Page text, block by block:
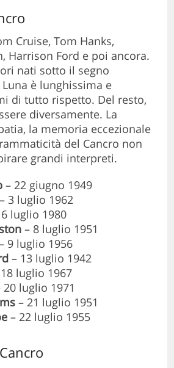
Cruise, Tom Hanks,
Harrison Ford e poi ancora.
nati sotto il segno
è lunghissima e
di tutto rispetto. Del resto,
diversamente. La
la memoria eccezionale
del Cancro non
grandi interpreti.
– 22 giugno 1949
– 3 luglio 1962
luglio 1980
– 8 luglio 1951
9 luglio 1956
– 13 luglio 1942
luglio 1967
20 luglio 1971
– 21 luglio 1951
– 22 luglio 1955